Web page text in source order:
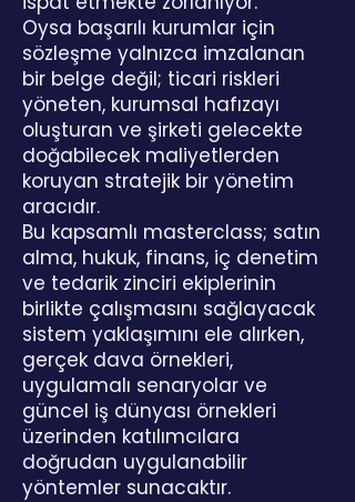
Oysa başarılı kurumlar için
sözleşme yalnızca imzalanan
bir belge değil; ticari riskleri
yöneten, kurumsal hafızayı
oluşturan ve şirketi gelecekte
doğabilecek maliyetlerden
koruyan stratejik bir yönetim
aracıdır.
Bu kapsamlı masterclass; satın
alma, hukuk, finans, iç denetim
ve tedarik zinciri ekiplerinin
birlikte çalışmasını sağlayacak
sistem yaklaşımını ele alırken,
gerçek dava örnekleri,
uygulamalı senaryolar ve
güncel iş dünyası örnekleri
üzerinden katılımcılara
doğrudan uygulanabilir
yöntemler sunacaktır.